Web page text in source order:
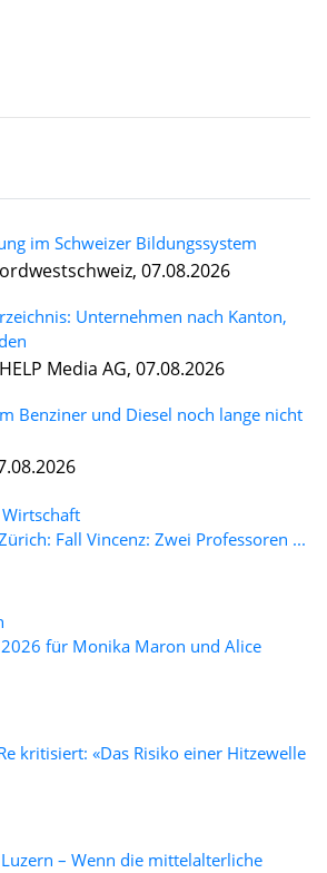
im Schweizer Bildungssystem
07.08.2026
Unternehmen nach Kanton,
Media AG, 07.08.2026
Benziner und Diesel noch lange nicht
Fall Vincenz: Zwei Professoren ...
für Monika Maron und Alice
kritisiert: «Das Risiko einer Hitzewelle
– Wenn die mittelalterliche